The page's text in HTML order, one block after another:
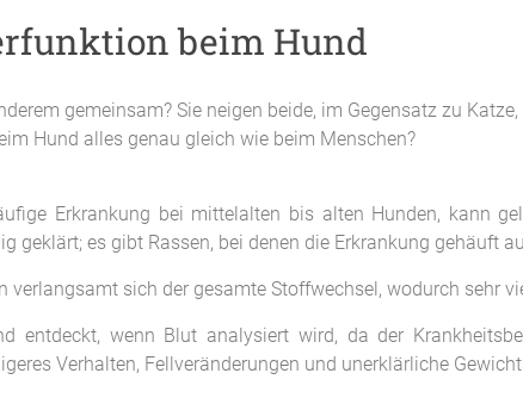
beim Hund
gemeinsam? Sie neigen beide, im Gegensatz zu
Hund alles genau gleich wie beim Menschen?
Erkrankung bei mittelalten bis alten Hunden, kann
geklärt; es gibt Rassen, bei denen die Erkrankung gehäuft
verlangsamt sich der gesamte Stoffwechsel, wodurch sehr
entdeckt, wenn Blut analysiert wird, da der
Verhalten, Fellveränderungen und unerklärliche